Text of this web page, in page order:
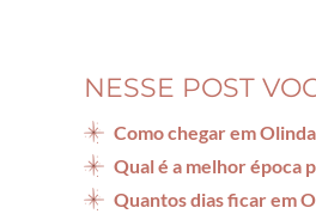
NESSE POST
Como chegar em
Qual é a melhor época
Quantos dias ficar em